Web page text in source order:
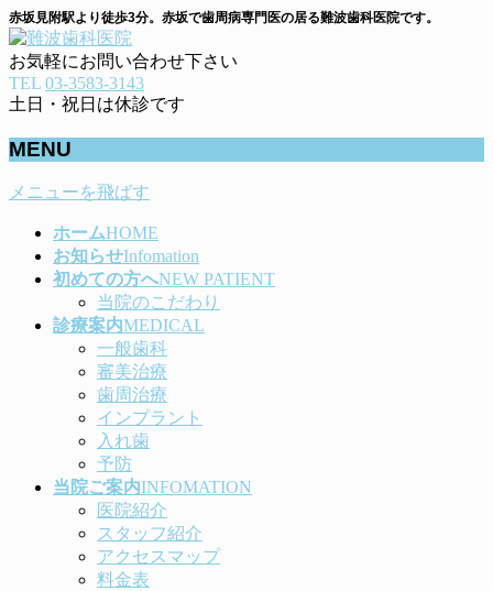
赤坂見附駅より徒歩3分。赤坂で歯周病専門医の居る難波歯科医院です。
お気軽にお問い合わせ下さい
TEL 03-3583-3143
土日・祝日は休診です
MENU
メニューを飛ばす
ホームHOME
お知らせInfomation
初めての方へNEW PATIENT
当院のこだわり
診療案内MEDICAL
一般歯科
審美治療
歯周治療
インプラント
入れ歯
予防
当院ご案内INFOMATION
医院紹介
スタッフ紹介
アクセスマップ
料金表